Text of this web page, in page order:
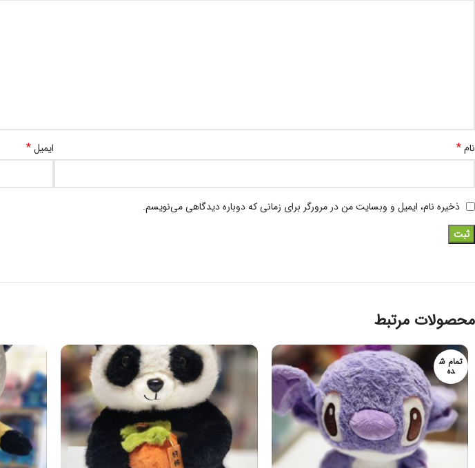
نام* ایمیل*
ذخیره نام، ایمیل و وبسایت من در مرورگر برای زمانی که دوباره دیدگاهی می‌نویسم.
محصولات مرتبط
تمام ش
ده